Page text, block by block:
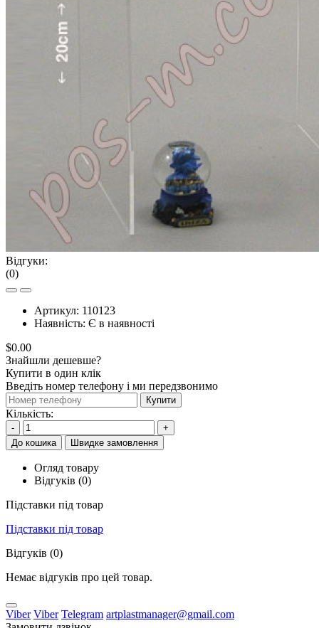
Відгуки:
(0)
Артикул: 110123
Наявність: Є в наявності
$0.00
Знайшли дешевше?
Купити в один клік
Введіть номер телефону і ми передзвонимо
Купити
Кількість:
-
+
До кошика
Швидке замовлення
Огляд товару
Відгуків (0)
Підставки під товар
Підставки під товар
Відгуків (0)
Немає відгуків про цей товар.
Viber Viber Telegram artplastmanager@gmail.com